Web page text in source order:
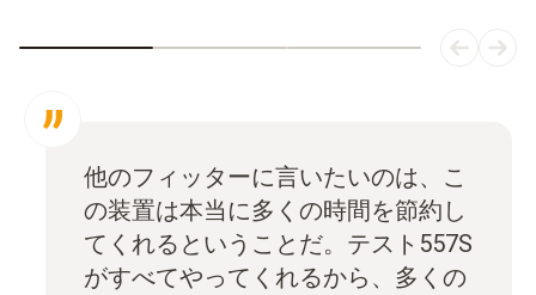
他のフィッターに言いたいのは、こ
の装置は本当に多くの時間を節約し
てくれるということだ。テスト557S
がすべてやってくれるから、多くの